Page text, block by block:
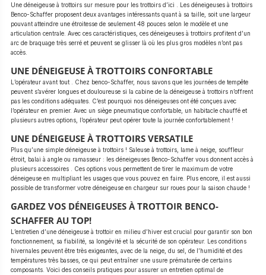
Une déneigeuse à trottoirs sur mesure pour les trottoirs d’ici . Les déneigeuses à trottoirs
Benco-Schaffer proposent deux avantages intéressants quant à sa taille, soit une largeur
pouvant atteindre une étroitesse de seulement 48 pouces selon le modèle et une
articulation centrale. Avec ces caractéristiques, ces déneigeuses à trottoirs profitent d’un
arc de braquage très serré et peuvent se glisser là où les plus gros modèles n’ont pas
accès.
UNE DÉNEIGEUSE À TROTTOIRS CONFORTABLE
L’opérateur avant tout . Chez benco-Schaffer, nous savons que les journées de tempête
peuvent s’avérer longues et douloureuse si la cabine de la déneigeuse à trottoirs n’offrent
pas les conditions adéquates. C’est pourquoi nos déneigeuses ont été conçues avec
l’opérateur en premier. Avec un siège pneumatique confortable, un habitacle chauffé et
plusieurs autres options, l’opérateur peut opérer toute la journée confortablement !
UNE DÉNEIGEUSE À TROTTOIRS VERSATILE
Plus qu’une simple déneigeuse à trottoirs ! Saleuse à trottoirs, lame à neige, souffleur
étroit, balai à angle ou ramasseur : les déneigeuses Benco-Schaffer vous donnent accès à
plusieurs accessoires . Ces options vous permettent de tirer le maximum de votre
déneigeuse en multipliant les usages que vous pouvez en faire. Plus encore, il est aussi
possible de transformer votre déneigeuse en chargeur sur roues pour la saison chaude !
GARDEZ VOS DÉNEIGEUSES À TROTTOIR BENCO-
SCHAFFER AU TOP!
L’entretien d’une déneigeuse à trottoir en milieu d’hiver est crucial pour garantir son bon
fonctionnement, sa fiabilité, sa longévité et la sécurité de son opérateur. Les conditions
hivernales peuvent être très exigeantes, avec de la neige, du sel, de l’humidité et des
températures très basses, ce qui peut entraîner une usure prématurée de certains
composants. Voici des conseils pratiques pour assurer un entretien optimal de